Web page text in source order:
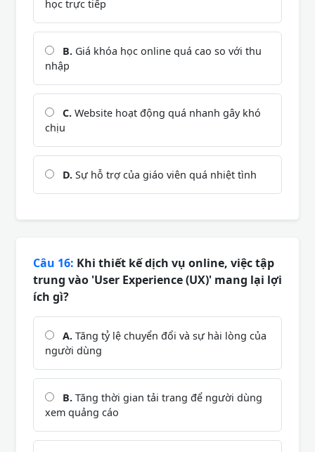
học trực tiếp
B. Giá khóa học online quá cao so với thu
nhập
C. Website hoạt động quá nhanh gây khó
chịu
D. Sự hỗ trợ của giáo viên quá nhiệt tình
Câu 16: Khi thiết kế dịch vụ online, việc tập
trung vào 'User Experience (UX)' mang lại lợi
ích gì?
A. Tăng tỷ lệ chuyển đổi và sự hài lòng của
người dùng
B. Tăng thời gian tải trang để người dùng
xem quảng cáo